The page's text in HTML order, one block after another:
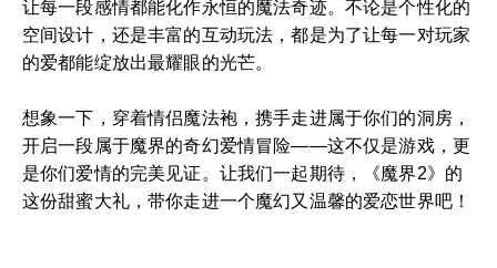
让每一段感情都能化作永恒的魔法奇迹。不论是个性化的
空间设计，还是丰富的互动玩法，都是为了让每一对玩家
的爱都能绽放出最耀眼的光芒。
想象一下，穿着情侣魔法袍，携手走进属于你们的洞房，
开启一段属于魔界的奇幻爱情冒险——这不仅是游戏，更
是你们爱情的完美见证。让我们一起期待，《魔界2》的
这份甜蜜大礼，带你走进一个魔幻又温馨的爱恋世界吧！